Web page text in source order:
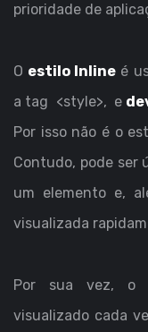
prioridade de
O estilo Inline é
a tag <style>, e
Por isso não é o
Contudo, pode ser
um elemento e,
visualizada
Por sua vez, o
visualizado cada